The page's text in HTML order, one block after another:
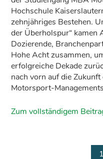
Hochschule
zehnjähriges Bestehen.
der Überholspur“ kamen
Dozierende,
Hohe Acht zusammen,
erfolgreiche Dekade
nach vorn auf die
Motorsport-
Zum vollständigem
1